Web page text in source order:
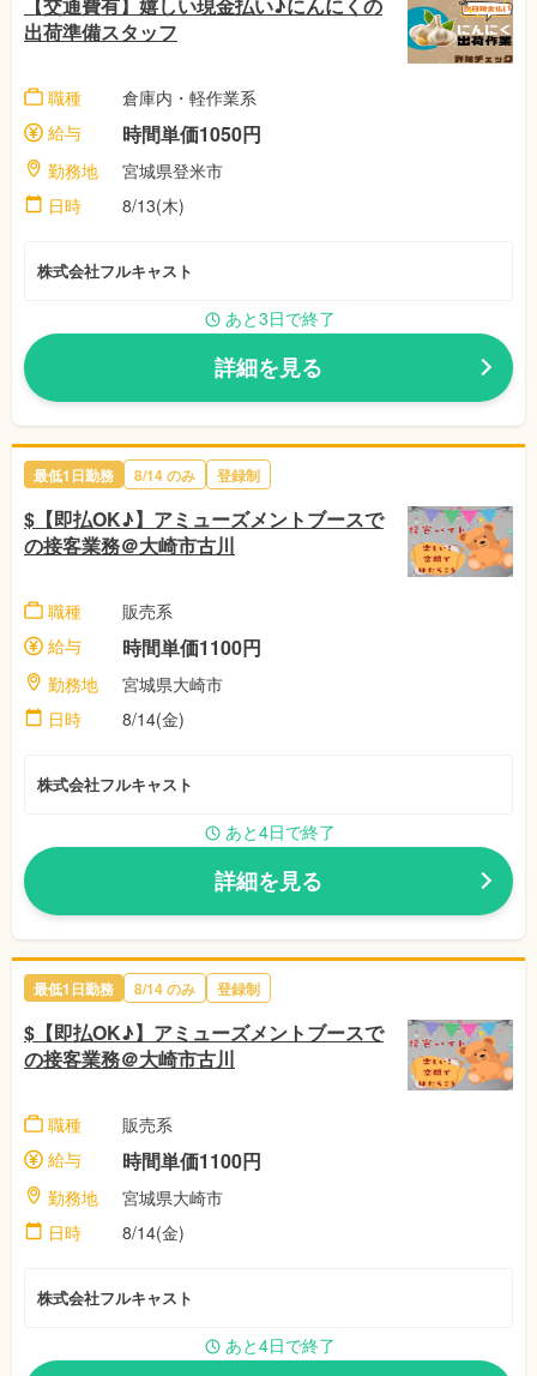
出荷準備スタッフ
職種
倉庫内・軽作業系
給与
時間単価1050円
勤務地
宮城県登米市
日時
8/13(木)
株式会社フルキャスト
あと3日で終了
詳細を見る
最低1日勤務 8/14 のみ 登録制
$【即払OK♪】アミューズメントブースで
の接客業務＠大崎市古川
職種
販売系
給与
時間単価1100円
勤務地
宮城県大崎市
日時
8/14(金)
株式会社フルキャスト
あと4日で終了
詳細を見る
最低1日勤務 8/14 のみ 登録制
$【即払OK♪】アミューズメントブースで
の接客業務＠大崎市古川
職種
販売系
給与
時間単価1100円
勤務地
宮城県大崎市
日時
8/14(金)
株式会社フルキャスト
あと4日で終了